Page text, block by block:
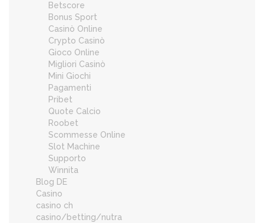
Betscore
Bonus Sport
Casinò Online
Crypto Casinò
Gioco Online
Migliori Casinò
Mini Giochi
Pagamenti
Pribet
Quote Calcio
Roobet
Scommesse Online
Slot Machine
Supporto
Winnita
Blog DE
Casino
casino ch
casino/betting/nutra